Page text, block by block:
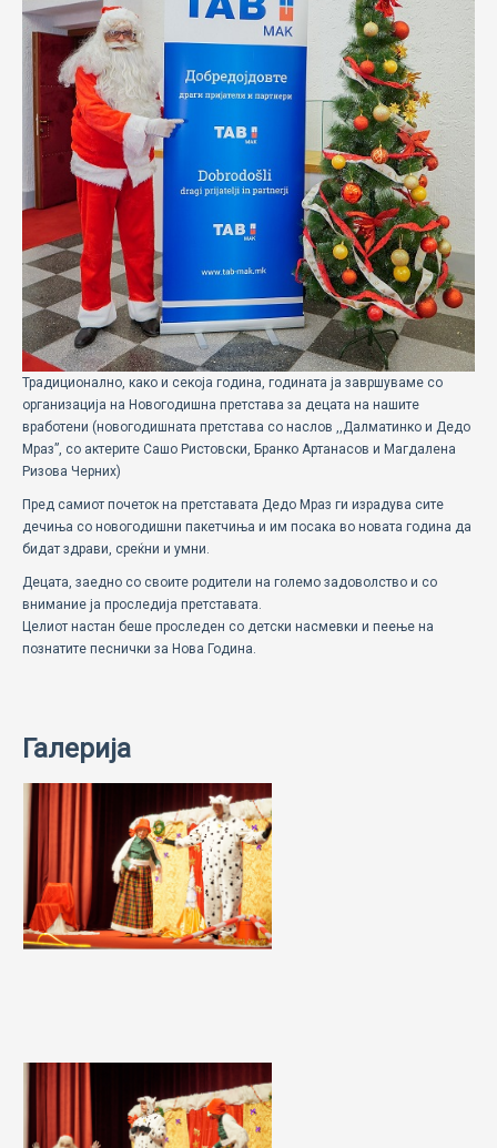
НОВОСТИ
ЗА НАС
ГАЛЕРИЈА
КОНТАКТ
Традиционално, како и секоја година, годината ја завршуваме со
организација на Новогодишна претстава за децата на нашите
вработени (новогодишната претстава со наслов ,,Далматинко и Дедо
Мраз”, со актерите Сашо Ристовски, Бранко Артанасов и Магдалена
Ризова Черних)
Пред самиот почеток на претставата Дедо Мраз ги израдува сите
дечиња со новогодишни пакетчиња и им посака во новата година да
бидат здрави, среќни и умни.
Децата, заедно со своите родители на големо задоволство и со
внимание ја проследија претставата.
Целиот настан беше проследен со детски насмевки и пеење на
познатите песнички за Нова Година.
Галерија